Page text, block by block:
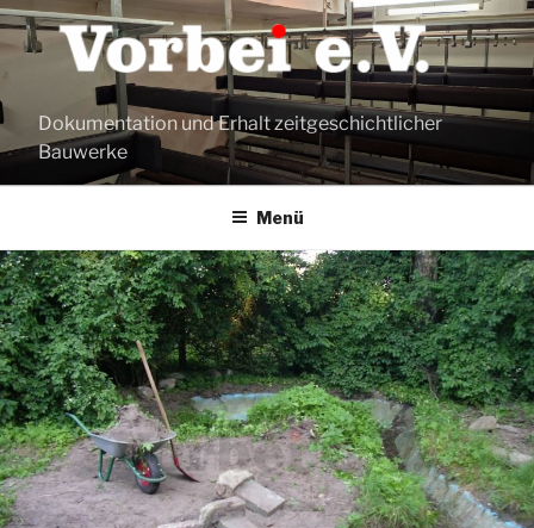
Zum
Inhalt
springen
Dokumentation und Erhalt zeitgeschichtlicher
Bauwerke
Menü